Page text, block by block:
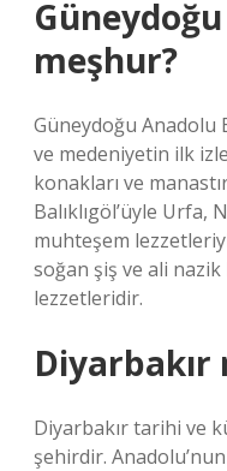
meşhur?
Güneydoğu
ve medeniyetin ilk
konakları ve
Balıklıgöl’üyle Urfa,
muhteşem
soğan şiş ve ali
lezzetleridir.
Diyarbakır
Diyarbakır tarihi ve
şehirdir.